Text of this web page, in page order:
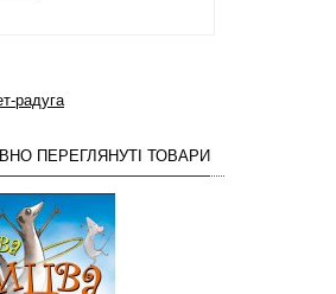
радуга
ПЕРЕГЛЯНУТІ ТОВАРИ